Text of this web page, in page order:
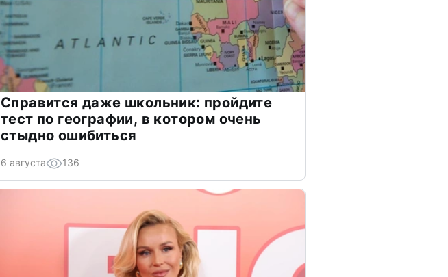
Справится даже школьник: пройдите
тест по географии, в котором очень
стыдно ошибиться
6 августа 136